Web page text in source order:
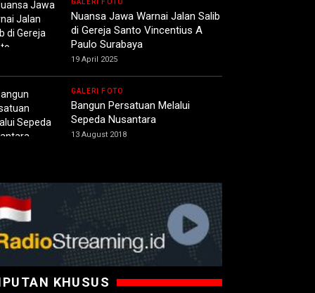
GALERI FOTO
Nuansa Jawa Warnai Jalan Salib
di Gereja Santo Vincentius A
Paulo Surabaya
19 April 2025
GALERI FOTO
Bangun Persatuan Melalui
Sepeda Nusantara
13 August 2018
KHUSUS